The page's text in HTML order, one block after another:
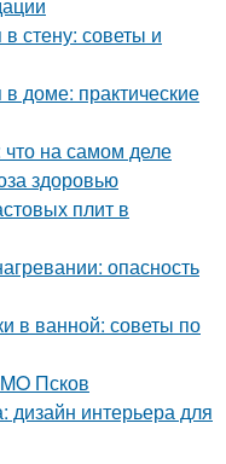
стену: советы и
доме: практические
на самом деле
здоровью
плит в
опасность
в ванной: советы по
Псков
дизайн интерьера для